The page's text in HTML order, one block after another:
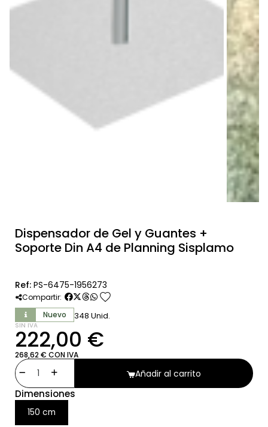
Dispensador de Gel y Guantes +
Soporte Din A4 de Planning Sisplamo
Ref: PS-6475-1956273
Compartir: favorite
Nuevo 348 Unid.
SIN IVA
222,00 €
268,62 € CON IVA
Añadir al carrito
Dimensiones
150 cm